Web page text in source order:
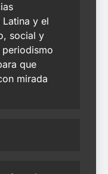
y el
social y
que
mirada